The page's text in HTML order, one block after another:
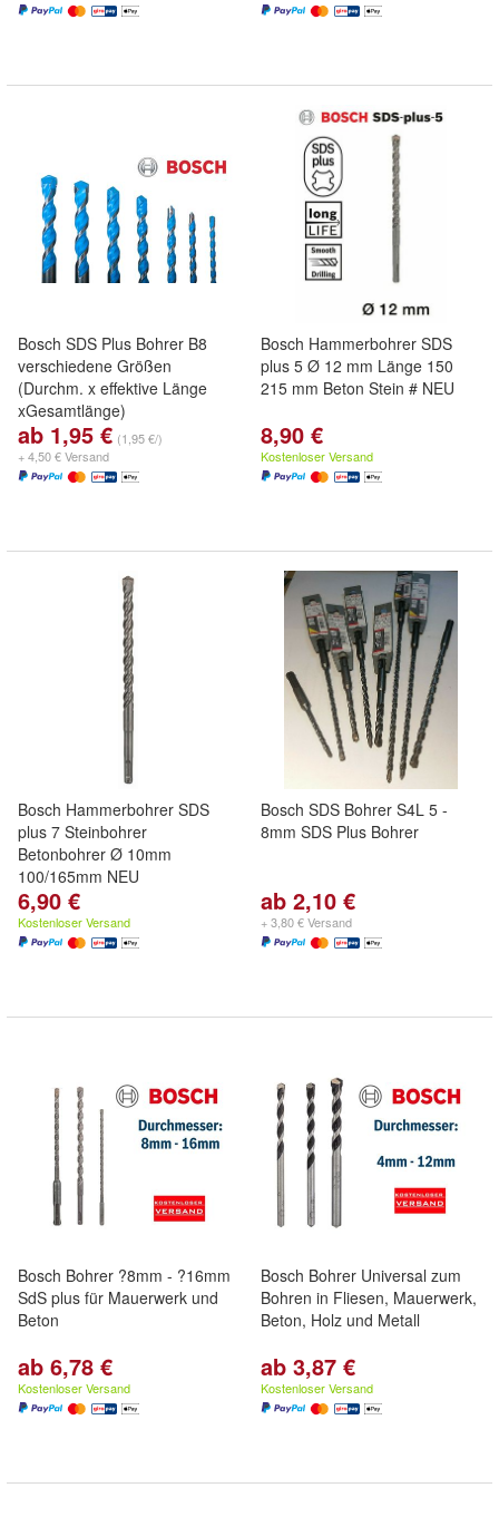
Bosch SDS Plus Bohrer B8
verschiedene Größen
(Durchm. x effektive Länge
xGesamtlänge)
ab 1,95 € (1,95 €/)
+ 4,50 € Versand
Bosch Hammerbohrer SDS
plus 5 Ø 12 mm Länge 150
215 mm Beton Stein # NEU
8,90 €
Kostenloser Versand
Bosch Hammerbohrer SDS
plus 7 Steinbohrer
Betonbohrer Ø 10mm
100/165mm NEU
6,90 €
Kostenloser Versand
Bosch SDS Bohrer S4L 5 -
8mm SDS Plus Bohrer
ab 2,10 €
+ 3,80 € Versand
Bosch Bohrer ?8mm - ?16mm
SdS plus für Mauerwerk und
Beton
ab 6,78 €
Kostenloser Versand
Bosch Bohrer Universal zum
Bohren in Fliesen, Mauerwerk,
Beton, Holz und Metall
ab 3,87 €
Kostenloser Versand